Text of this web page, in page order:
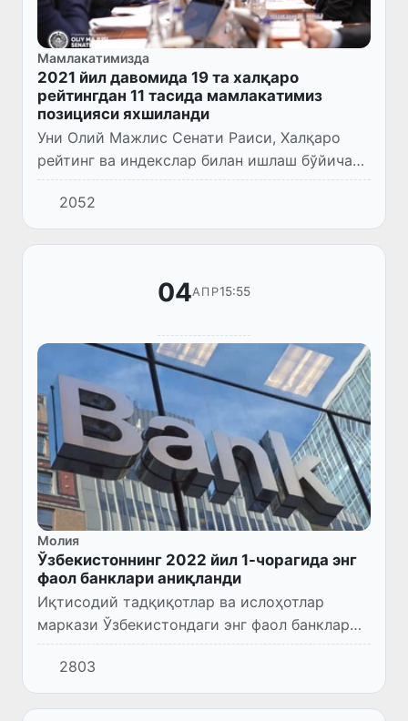
Мамлакатимизда
2021 йил давомида 19 та халқаро
рейтингдан 11 тасида мамлакатимиз
позицияси яхшиланди
Уни Олий Мажлис Сенати Раиси, Халқаро
рейтинг ва индекслар билан ишлаш бўйича
республика кенгаши раиси Танзила Нарбаева
олиб борди.
2052
04АПР15:55
Молия
Ўзбекистоннинг 2022 йил 1-чорагида энг
фаол банклари аниқланди
Иқтисодий тадқиқотлар ва ислоҳотлар
маркази Ўзбекистондаги энг фаол банклар
рейтингини янгилади. Жорий йилнинг 1-
чорагида Ипотека Банк энг катта ўсишни
кўрсатиб, рейтингда 6 поғона...
2803